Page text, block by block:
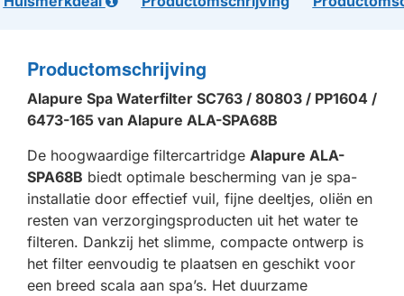
Productomschrijving
Alapure Spa Waterfilter SC763 / 80803 / PP1604 /
6473-165 van Alapure ALA-SPA68B
De hoogwaardige filtercartridge Alapure ALA-
SPA68B biedt optimale bescherming van je spa-
installatie door effectief vuil, fijne deeltjes, oliën en
resten van verzorgingsproducten uit het water te
filteren. Dankzij het slimme, compacte ontwerp is
het filter eenvoudig te plaatsen en geschikt voor
een breed scala aan spa’s. Het duurzame